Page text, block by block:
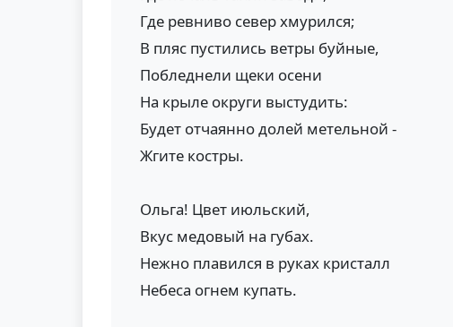
Где ревниво север хмурился;
В пляс пустились ветры буйные,
Побледнели щеки осени
На крыле округи выстудить:
Будет отчаянно долей метельной -
Жгите костры.
Ольга! Цвет июльский,
Вкус медовый на губах.
Нежно плавился в руках кристалл
Небеса огнем купать.